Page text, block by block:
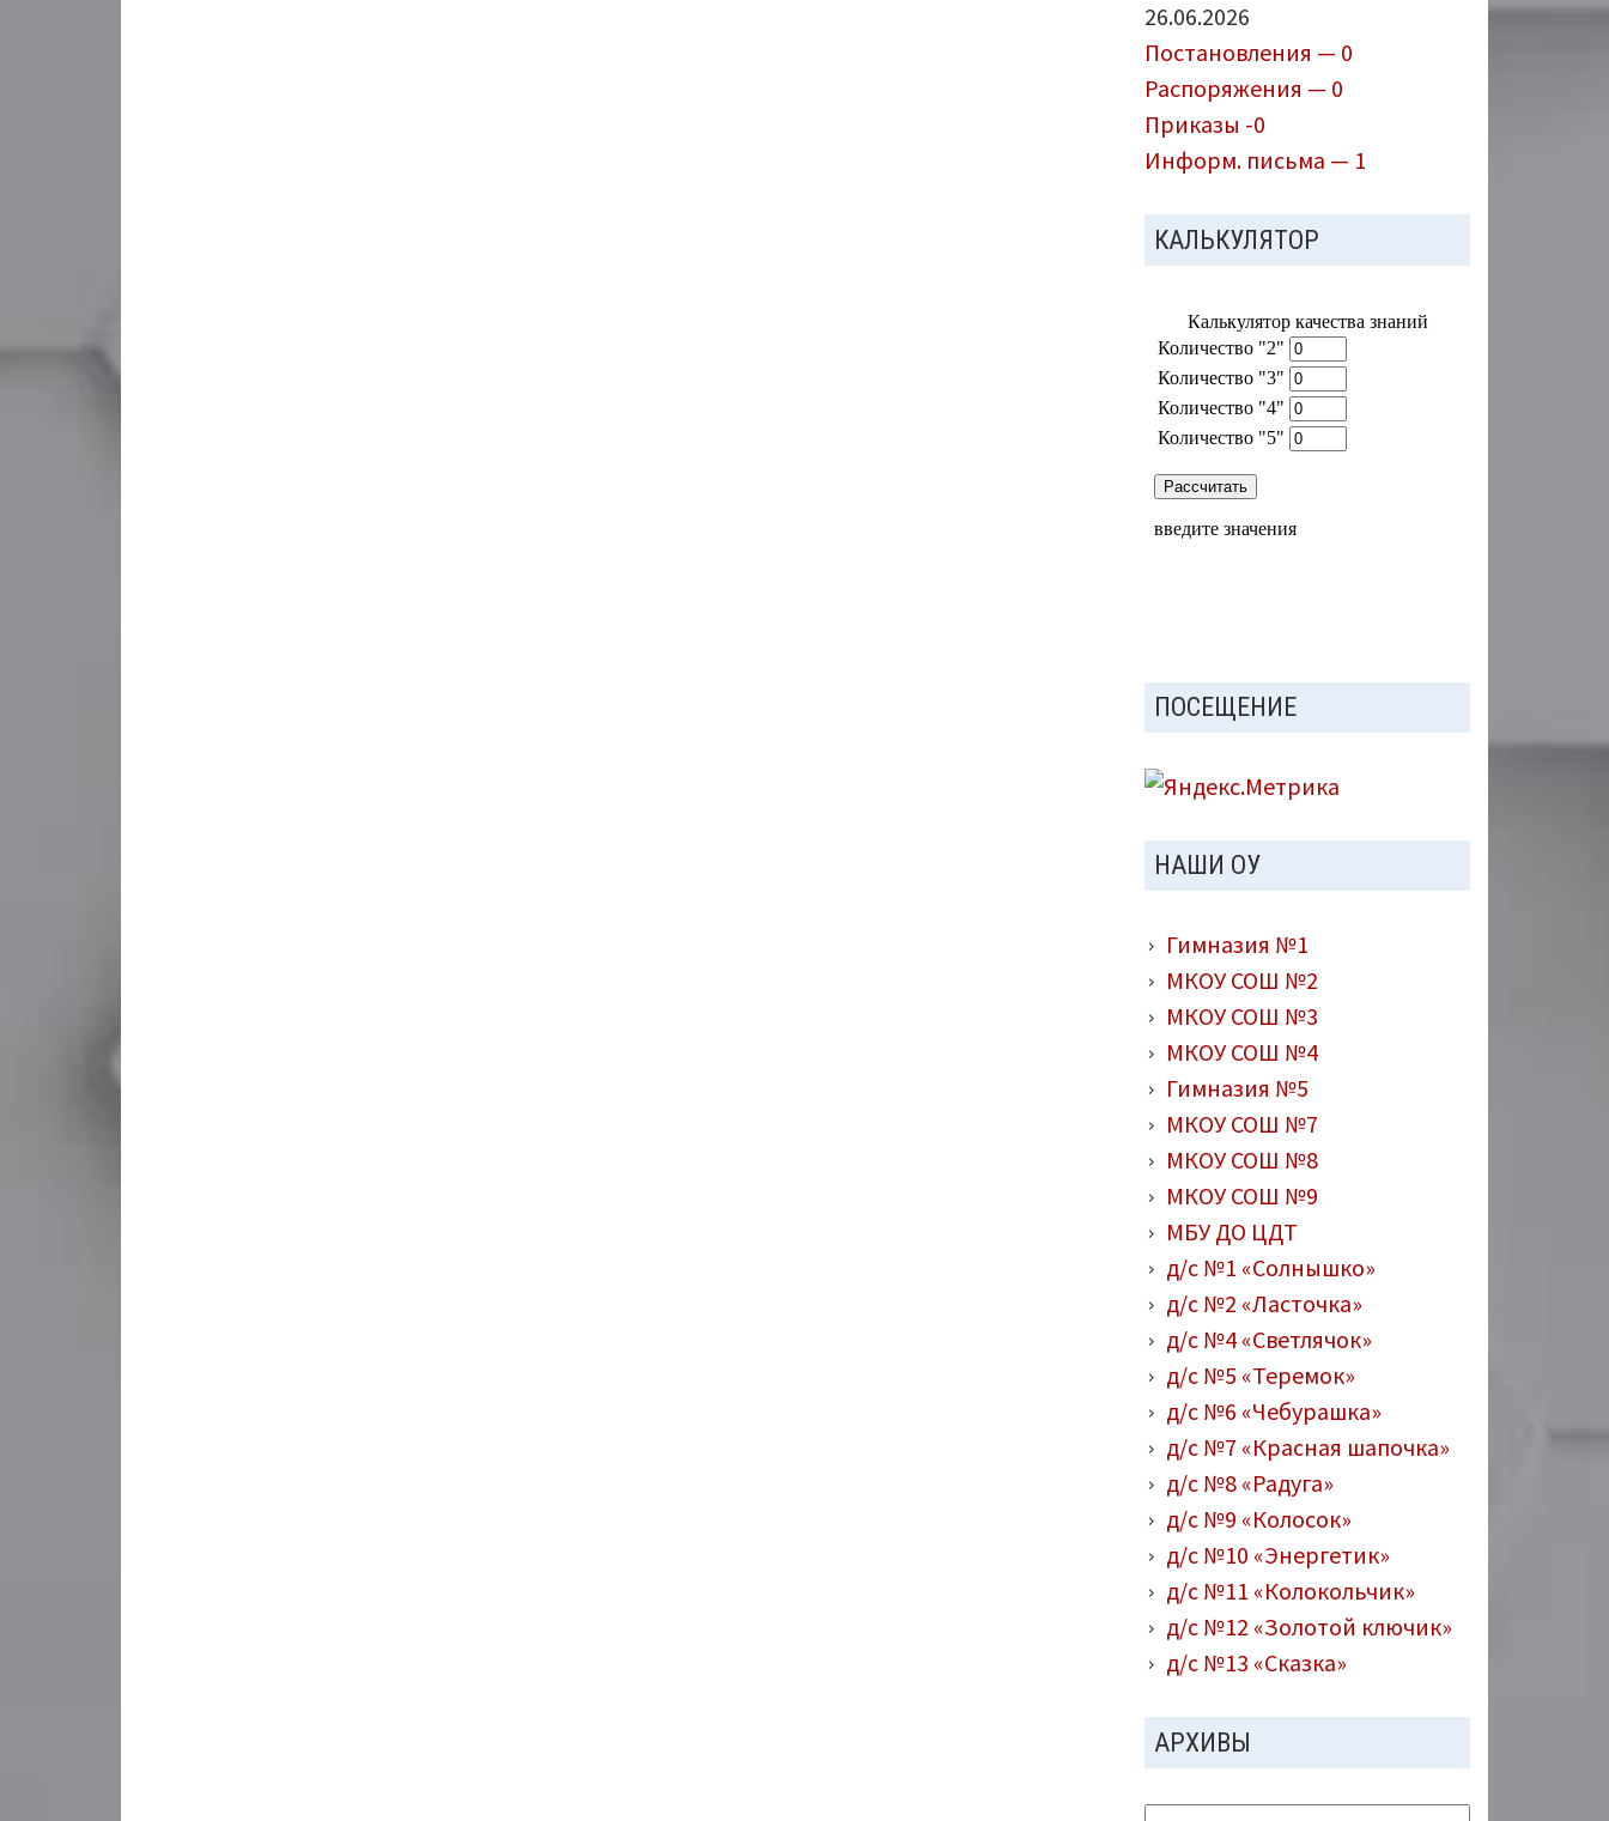
26.06.2026
Постановления — 0
Распоряжения — 0
Приказы -0
Информ. письма — 1
КАЛЬКУЛЯТОР
ПОСЕЩЕНИЕ
НАШИ ОУ
Гимназия №1
МКОУ СОШ №2
МКОУ СОШ №3
МКОУ СОШ №4
Гимназия №5
МКОУ СОШ №7
МКОУ СОШ №8
МКОУ СОШ №9
МБУ ДО ЦДТ
д/с №1 «Солнышко»
д/с №2 «Ласточка»
д/с №4 «Светлячок»
д/с №5 «Теремок»
д/с №6 «Чебурашка»
д/с №7 «Красная шапочка»
д/с №8 «Радуга»
д/с №9 «Колосок»
д/с №10 «Энергетик»
д/с №11 «Колокольчик»
д/с №12 «Золотой ключик»
д/с №13 «Сказка»
АРХИВЫ